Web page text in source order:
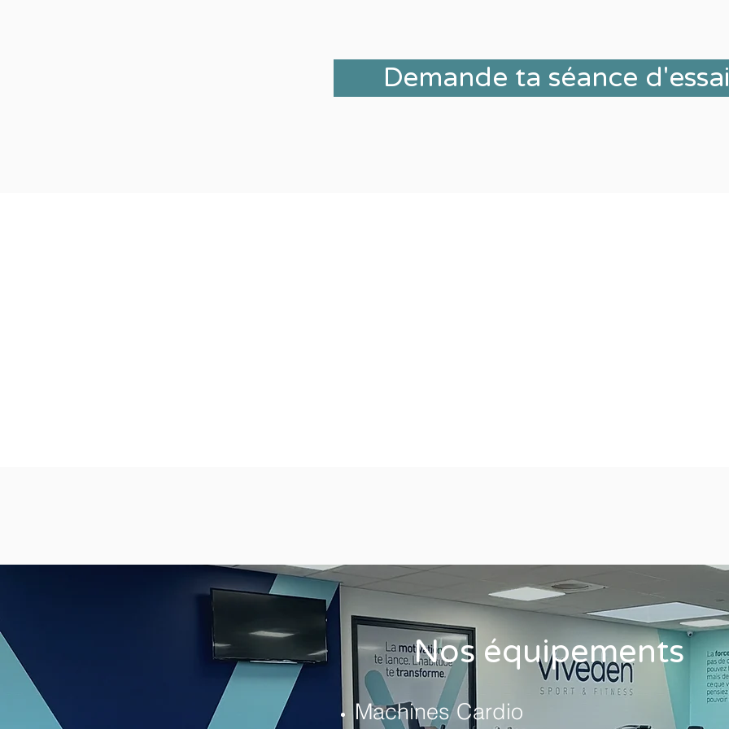
Demande ta séance d'essai
Nos équipements
Machines Cardio